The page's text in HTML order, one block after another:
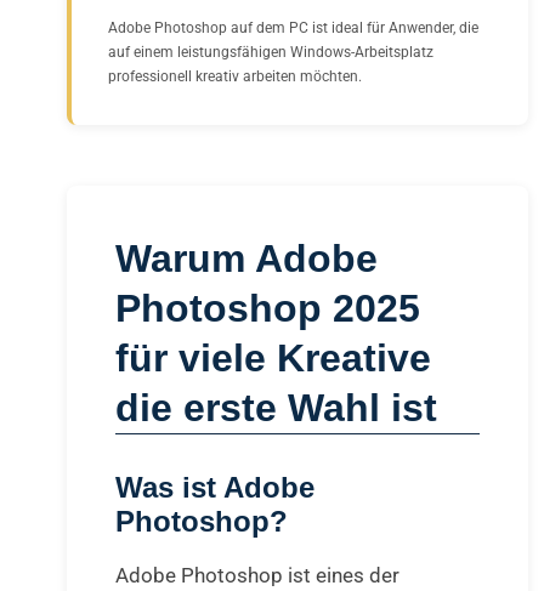
Adobe Photoshop auf dem PC ist ideal für Anwender, die
auf einem leistungsfähigen Windows-Arbeitsplatz
professionell kreativ arbeiten möchten.
Warum Adobe
Photoshop 2025
für viele Kreative
die erste Wahl ist
Was ist Adobe
Photoshop?
Adobe Photoshop ist eines der